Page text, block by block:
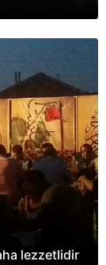
lezzetlidir